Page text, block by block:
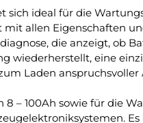
sich ideal für die
mit allen Eigenschaften
die anzeigt, ob
wiederherstellt, eine
Laden anspruchsvoller
– 100Ah sowie für die